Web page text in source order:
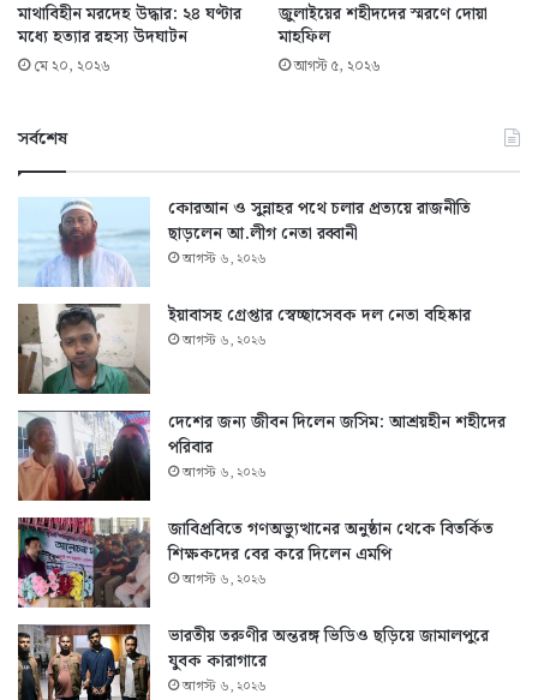
মাথাবিহীন মরদেহ উদ্ধার: ২৪ ঘণ্টার
মধ্যে হত্যার রহস্য উদঘাটন
মে ২০, ২০২৬
জুলাইয়ের শহীদদের স্মরণে দোয়া
মাহফিল
আগস্ট ৫, ২০২৬
সর্বশেষ
কোরআন ও সুন্নাহর পথে চলার প্রত্যয়ে রাজনীতি
ছাড়লেন আ.লীগ নেতা রব্বানী
আগস্ট ৬, ২০২৬
ইয়াবাসহ গ্রেপ্তার স্বেচ্ছাসেবক দল নেতা বহিষ্কার
আগস্ট ৬, ২০২৬
দেশের জন্য জীবন দিলেন জসিম: আশ্রয়হীন শহীদের
পরিবার
আগস্ট ৬, ২০২৬
জাবিপ্রবিতে গণঅভ্যুত্থানের অনুষ্ঠান থেকে বিতর্কিত
শিক্ষকদের বের করে দিলেন এমপি
আগস্ট ৬, ২০২৬
ভারতীয় তরুণীর অন্তরঙ্গ ভিডিও ছড়িয়ে জামালপুরে
যুবক কারাগারে
আগস্ট ৬, ২০২৬